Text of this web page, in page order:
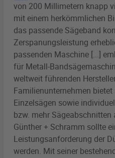
von 200 Millimetern knapp
mit einem herkömmlichen
das passende Sägeband
Zerspanungsleistung
passenden Maschine [...]
für Metall-
weltweit führenden
Familienunternehmen
Einzelsägen sowie
bzw. mehr
Günther + Schramm sollte
Leistungsanforderung der
werden. Mit seiner